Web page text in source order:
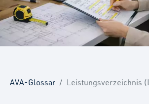
AVA-Glossar Leistungsverzeichnis